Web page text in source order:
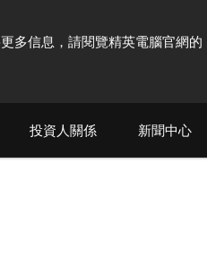
多信息，請閱覽精英電腦官網的
投資人關係 新聞中心